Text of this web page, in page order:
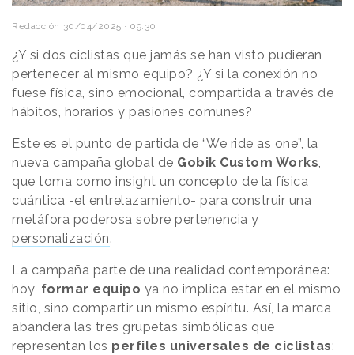
Redacción 30/04/2025 · 09:30
¿Y si dos ciclistas que jamás se han visto pudieran
pertenecer al mismo equipo? ¿Y si la conexión no
fuese física, sino emocional, compartida a través de
hábitos, horarios y pasiones comunes?
Este es el punto de partida de “We ride as one”, la
nueva campaña global de Gobik Custom Works,
que toma como insight un concepto de la física
cuántica -el entrelazamiento- para construir una
metáfora poderosa sobre pertenencia y
personalización.
La campaña parte de una realidad contemporánea:
hoy, formar equipo ya no implica estar en el mismo
sitio, sino compartir un mismo espíritu. Así, la marca
abandera las tres grupetas simbólicas que
representan los perfiles universales de ciclistas: